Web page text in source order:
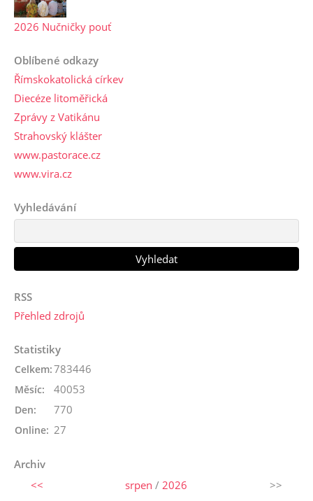
2026 Nučničky pouť
Oblíbené odkazy
Římskokatolická církev
Diecéze litoměřická
Zprávy z Vatikánu
Strahovský klášter
www.pastorace.cz
www.vira.cz
Vyhledávání
RSS
Přehled zdrojů
Statistiky
Online: 27
Celkem:783446
Měsíc: 40053
Den: 770
Archiv
<<
srpen / 2026 >>